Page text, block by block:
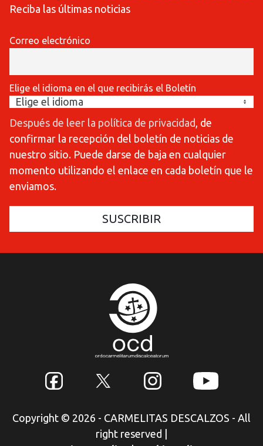
Reciba las últimas noticias
Correo electrónico
Elige el idioma en el que recibirás el Boletín
Después de leer la política de privacidad, de
confirmar la recepción del boletín de noticias de
nuestro sitio. Puede darse de baja en cualquier
momento utilizando el enlace en cada boletín que le
enviamos.
Copyright © 2026 - CARMELITAS DESCALZOS - All
right reserved